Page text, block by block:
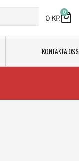
0 KR
0
KONTAKTA OSS